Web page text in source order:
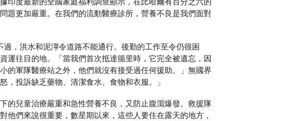
題更加嚴重。在我們的流動醫療診所，營養不良是我們面對
，洪水和泥濘令道路不能通行。後勤的工作至令仍很困
運往目的地。「當我們首次抵達循里時，它完全被遺忘，因
的軍隊醫療站之外，他們就沒有接受過任何援助。」無國界
投訴缺乏藥物、清潔食水、食物和衣服。」
的兒童治療嚴重和急性營養不良，又防止腹瀉爆發。救援隊
們來說很重要，數星期以來，這些人要住在露天的地方，